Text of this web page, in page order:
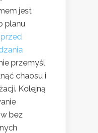
jest
planu
przemyśl
chaosu i
Kolejną
bez